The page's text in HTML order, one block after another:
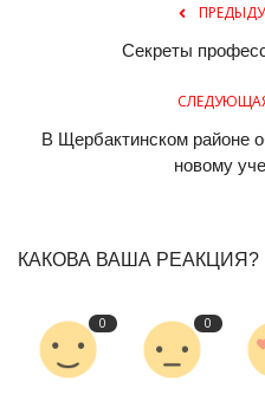
Секреты
В Щербактинском районе
новому
КАКОВА ВАША РЕАКЦИЯ?
0 0